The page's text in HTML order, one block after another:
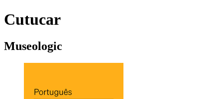
Cutucar
Museologic